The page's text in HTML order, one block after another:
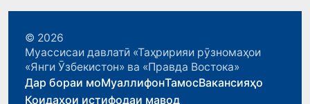
© 2026
Муассисаи давлатӣ «Таҳририяи рӯзномаҳои
«Янги Ӯзбекистон» ва «Правда Востока»
Дар бораи моМуаллифонТамосВакансияҳо
Қоидаҳои истифодаи мавод